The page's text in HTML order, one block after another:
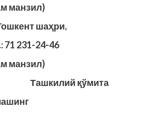
манзил)
шаҳри,
71 231-24-46
манзил)
Ташкилий қўмита